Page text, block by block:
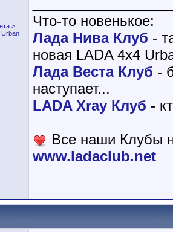
>
Что-то новенькое:
Лада Нива Клуб -
новая LADA 4x4
Лада Веста Клуб -
наступает...
LADA Xray Клуб -
Все наши Клубы
www.ladaclub.net